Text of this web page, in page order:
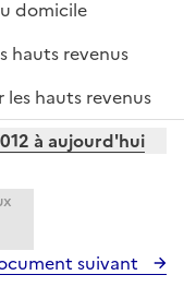
domicile
hauts revenus
hauts revenus
à aujourd'hui
suivant